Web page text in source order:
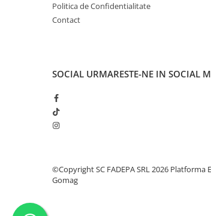
Politica de Confidentialitate
Contact
SOCIAL URMARESTE-NE IN SOCIAL
©Copyright SC FADEPA SRL 2026 Platforma
Gomag